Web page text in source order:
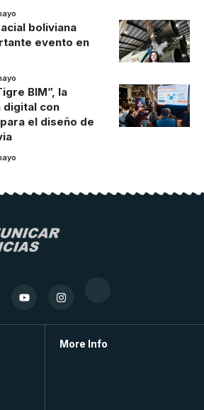
boliviana
evento en
BIM”, la
con
el diseño de
More Info